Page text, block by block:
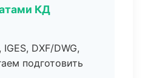
КД
DXF/DWG,
подготовить